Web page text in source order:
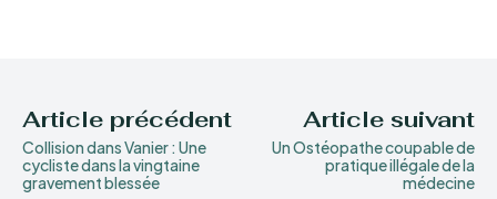
Article précédent
Collision dans Vanier : Une
cycliste dans la vingtaine
gravement blessée
Article suivant
Un Ostéopathe coupable de
pratique illégale de la
médecine